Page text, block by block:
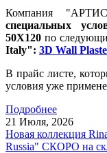
Компания
специальных
50Х120 по
Italy": 3D Wall
В прайс листе,
условия уже
Подробнее
21 Июля, 2026
Новая коллекция
Russia" СКОРО на